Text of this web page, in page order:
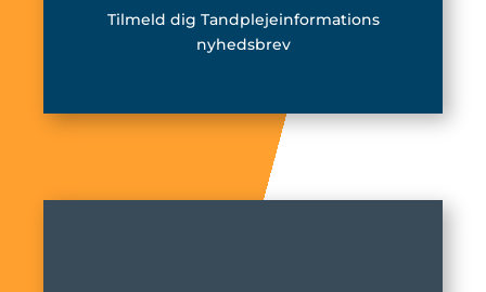
Tilmeld dig Tandplejeinformations
nyhedsbrev